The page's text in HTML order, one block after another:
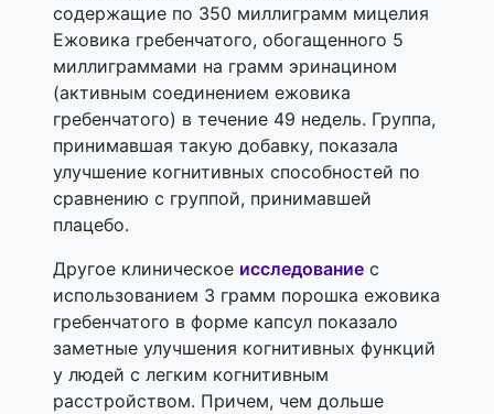
содержащие по 350 миллиграмм мицелия
Ежовика гребенчатого, обогащенного 5
миллиграммами на грамм эринацином
(активным соединением ежовика
гребенчатого) в течение 49 недель. Группа,
принимавшая такую добавку, показала
улучшение когнитивных способностей по
сравнению с группой, принимавшей
плацебо.
Другое клиническое исследование с
использованием 3 грамм порошка ежовика
гребенчатого в форме капсул показало
заметные улучшения когнитивных функций
у людей с легким когнитивным
расстройством. Причем, чем дольше